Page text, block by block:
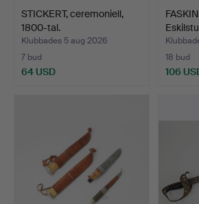
STICKERT, ceremoniell,
1800-tal.
Klubbades 5 aug 2026
7 bud
64 USD
18 bud
106